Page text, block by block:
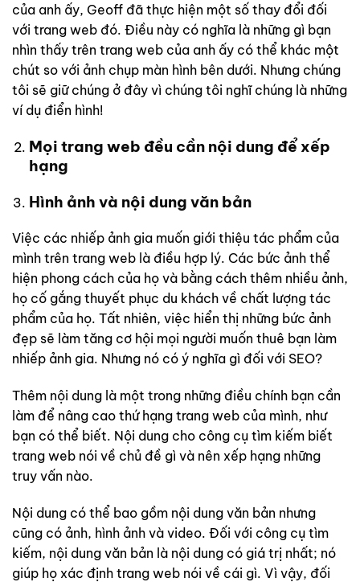
của anh ấy, Geoff đã thực hiện một số thay đổi đối
với trang web đó. Điều này có nghĩa là những gì bạn
nhìn thấy trên trang web của anh ấy có thể khác một
chút so với ảnh chụp màn hình bên dưới. Nhưng chúng
tôi sẽ giữ chúng ở đây vì chúng tôi nghĩ chúng là những
ví dụ điển hình!
Mọi trang web đều cần nội dung để xếp
hạng
Hình ảnh và nội dung văn bản
Việc các nhiếp ảnh gia muốn giới thiệu tác phẩm của
mình trên trang web là điều hợp lý. Các bức ảnh thể
hiện phong cách của họ và bằng cách thêm nhiều ảnh,
họ cố gắng thuyết phục du khách về chất lượng tác
phẩm của họ. Tất nhiên, việc hiển thị những bức ảnh
đẹp sẽ làm tăng cơ hội mọi người muốn thuê bạn làm
nhiếp ảnh gia. Nhưng nó có ý nghĩa gì đối với SEO?
Thêm nội dung là một trong những điều chính bạn cần
làm để nâng cao thứ hạng trang web của mình, như
bạn có thể biết. Nội dung cho công cụ tìm kiếm biết
trang web nói về chủ đề gì và nên xếp hạng những
truy vấn nào.
Nội dung có thể bao gồm nội dung văn bản nhưng
cũng có ảnh, hình ảnh và video. Đối với công cụ tìm
kiếm, nội dung văn bản là nội dung có giá trị nhất; nó
giúp họ xác định trang web nói về cái gì. Vì vậy, đối